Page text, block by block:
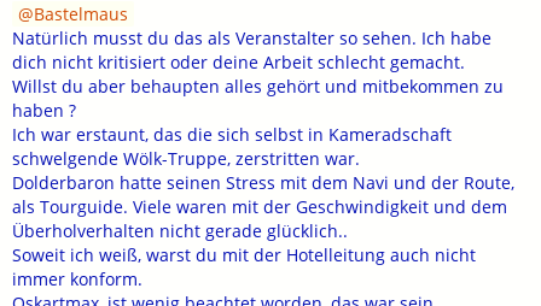
Bastelmaus
Natürlich musst du das als Veranstalter so sehen. Ich habe
dich nicht kritisiert oder deine Arbeit schlecht gemacht.
Willst du aber behaupten alles gehört und mitbekommen zu
haben ?
Ich war erstaunt, das die sich selbst in Kameradschaft
schwelgende Wölk-Truppe, zerstritten war.
Dolderbaron hatte seinen Stress mit dem Navi und der Route,
als Tourguide. Viele waren mit der Geschwindigkeit und dem
Überholverhalten nicht gerade glücklich..
Soweit ich weiß, warst du mit der Hotelleitung auch nicht
immer konform.